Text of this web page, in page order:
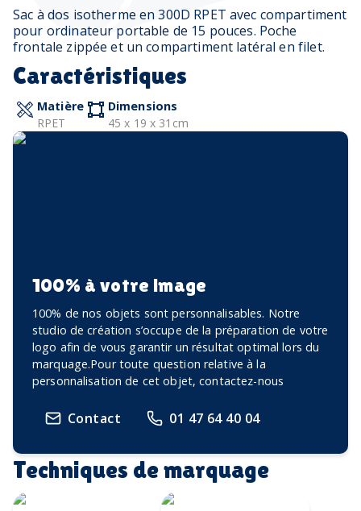
Sac à dos isotherme en 300D RPET avec compartiment
pour ordinateur portable de 15 pouces. Poche
frontale zippée et un compartiment latéral en filet.
Caractéristiques
Matière
RPET
Dimensions
45 x 19 x 31cm
100% à votre image
100% de nos objets sont personnalisables. Notre
studio de création s’occupe de la préparation de votre
logo afin de vous garantir un résultat optimal lors du
marquage.Pour toute question relative à la
personnalisation de cet objet, contactez-nous
Contact 01 47 64 40 04
Techniques de marquage